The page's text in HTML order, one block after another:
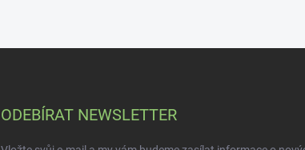
ODEBÍRAT NEWSLETTER